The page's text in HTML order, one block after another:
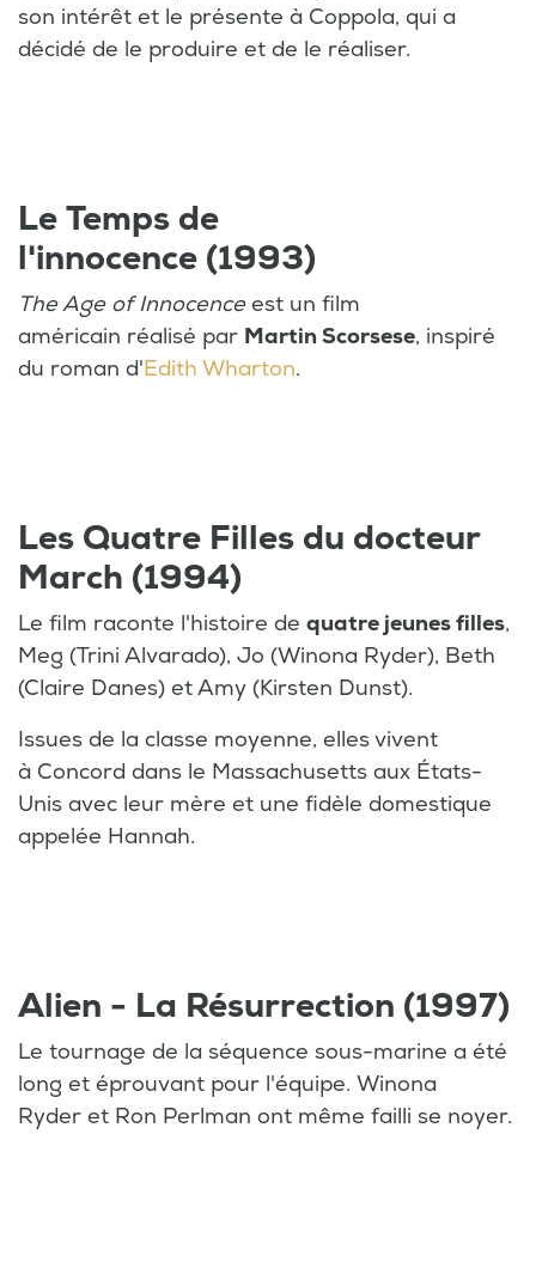
son intérêt et le présente à Coppola, qui a
décidé de le produire et de le réaliser.
Le Temps de
l'innocence (1993)
The Age of Innocenceest un film
américain réalisé par Martin Scorsese, inspiré
du roman d'Edith Wharton.
Les Quatre Filles du docteur
March (1994)
Le film raconte l'histoire de quatre jeunes filles,
Meg (Trini Alvarado), Jo (Winona Ryder), Beth
(Claire Danes) et Amy (Kirsten Dunst).
Issues de la classe moyenne, elles vivent
à Concord dans le Massachusetts aux États-
Unis avec leur mère et une fidèle domestique
appelée Hannah.
Alien - La Résurrection (1997)
Le tournage de la séquence sous-marine a été
long et éprouvant pour l'équipe. Winona
Ryder et Ron Perlman ont même failli se noyer.